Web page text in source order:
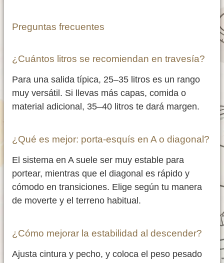
Preguntas frecuentes
¿Cuántos litros se recomiendan en travesía?
Para una salida típica, 25–35 litros es un rango
muy versátil. Si llevas más capas, comida o
material adicional, 35–40 litros te dará margen.
¿Qué es mejor: porta-esquís en A o diagonal?
El sistema en A suele ser muy estable para
portear, mientras que el diagonal es rápido y
cómodo en transiciones. Elige según tu manera
de moverte y el terreno habitual.
¿Cómo mejorar la estabilidad al descender?
Ajusta cintura y pecho, y coloca el peso pesado